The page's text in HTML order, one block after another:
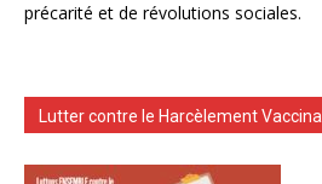
précarité et de révolutions sociales.
Lutter contre le Harcèlement Vaccinal